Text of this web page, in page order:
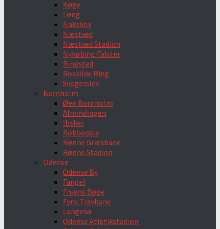
Køge
Løng
Nakskov
Næstved
Næstved Stadion
Nykøbing Falster
Ringsted
Roskilde Ring
Svogerslev
Bornholm
Øen Bornholm
Almindingen
Ibsker
Robbedale
Rønne Græsbane
Rønne Stadion
Odense
Odense By
Fangel
Fruens Bøge
Fyns Travbane
Langesø
Odense Atletikstadion